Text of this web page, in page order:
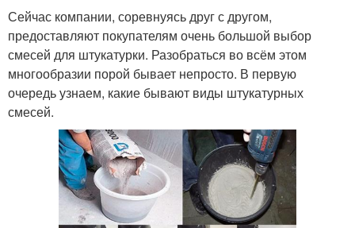
Сейчас компании, соревнуясь друг с другом,
предоставляют покупателям очень большой выбор
смесей для штукатурки. Разобраться во всём этом
многообразии порой бывает непросто. В первую
очередь узнаем, какие бывают виды штукатурных
смесей.